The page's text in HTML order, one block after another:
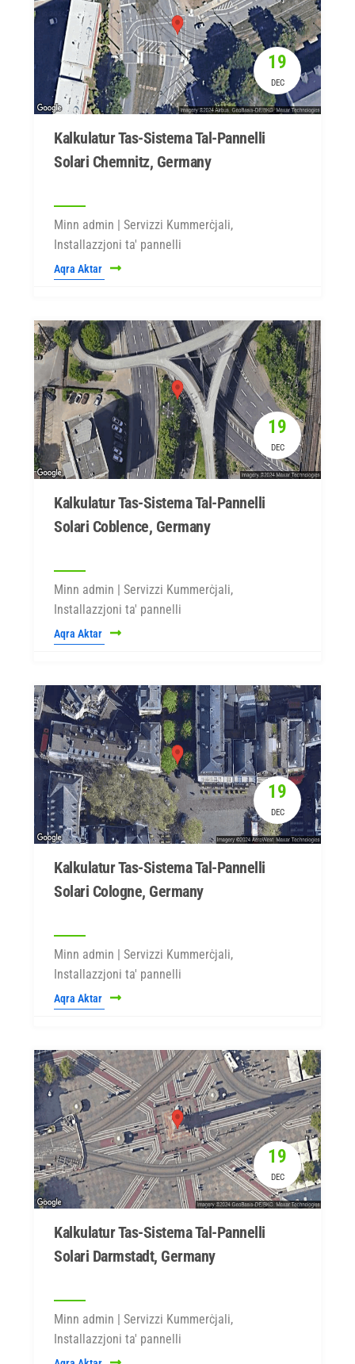
19
DEC
Kalkulatur Tas-Sistema Tal-Pannelli
Solari Chemnitz, Germany
Minn admin | Servizzi Kummerċjali,
Installazzjoni ta' pannelli
Aqra Aktar
19
DEC
Kalkulatur Tas-Sistema Tal-Pannelli
Solari Coblence, Germany
Minn admin | Servizzi Kummerċjali,
Installazzjoni ta' pannelli
Aqra Aktar
19
DEC
Kalkulatur Tas-Sistema Tal-Pannelli
Solari Cologne, Germany
Minn admin | Servizzi Kummerċjali,
Installazzjoni ta' pannelli
Aqra Aktar
19
DEC
Kalkulatur Tas-Sistema Tal-Pannelli
Solari Darmstadt, Germany
Minn admin | Servizzi Kummerċjali,
Installazzjoni ta' pannelli